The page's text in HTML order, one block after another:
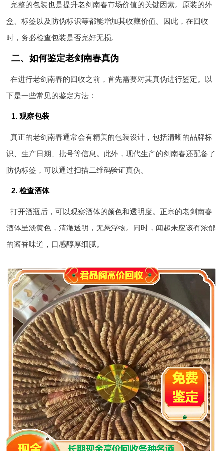
完整的包装也是提升老剑南春市场价值的关键因素。原装的外
盒、标签以及防伪标识等都能增加其收藏价值。因此，在回收
时，务必检查包装是否完好无损。
二、如何鉴定老剑南春真伪
在进行老剑南春的回收之前，首先需要对其真伪进行鉴定。以
下是一些常见的鉴定方法：
1. 观察包装
真正的老剑南春通常会有精美的包装设计，包括清晰的品牌标
识、生产日期、批号等信息。此外，现代生产的剑南春还配备了
防伪标签，可以通过扫描二维码验证真伪。
2. 检查酒体
打开酒瓶后，可以观察酒体的颜色和透明度。正宗的老剑南春
酒体呈淡黄色，清澈透明，无悬浮物。同时，闻起来应该有浓郁
的酱香味道，口感醇厚细腻。